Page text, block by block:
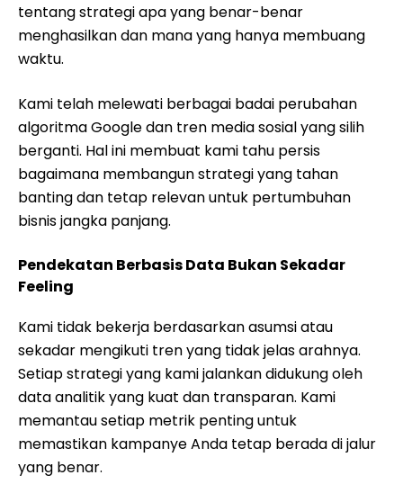
tentang strategi apa yang benar-benar
menghasilkan dan mana yang hanya membuang
waktu.
Kami telah melewati berbagai badai perubahan
algoritma Google dan tren media sosial yang silih
berganti. Hal ini membuat kami tahu persis
bagaimana membangun strategi yang tahan
banting dan tetap relevan untuk pertumbuhan
bisnis jangka panjang.
Pendekatan Berbasis Data Bukan Sekadar
Feeling
Kami tidak bekerja berdasarkan asumsi atau
sekadar mengikuti tren yang tidak jelas arahnya.
Setiap strategi yang kami jalankan didukung oleh
data analitik yang kuat dan transparan. Kami
memantau setiap metrik penting untuk
memastikan kampanye Anda tetap berada di jalur
yang benar.